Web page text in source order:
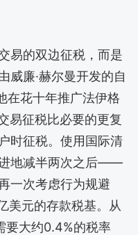
易的双边征税，而是
威廉·赫尔曼开发的自
在花十年推广法伊格
易征税比必要的更复
时征税。使用国际清
地减半两次之后——
一次考虑行为规避
元的存款税基。从
要大约0.4%的税率